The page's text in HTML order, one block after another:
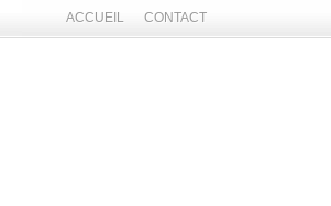
ACCUEIL CONTACT